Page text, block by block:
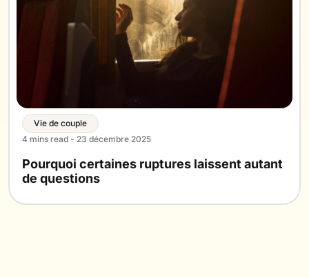
Vie de couple
4 mins read - 23 décembre 2025
Pourquoi certaines ruptures laissent autant
de questions